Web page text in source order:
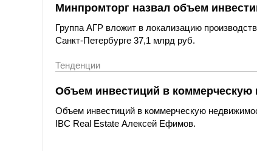
Минпромторг назвал объем
Группа АГР вложит в локализацию
Санкт-Петербурге 37,1 млрд руб.
Тенденции
Объем инвестиций в коммерческую
Объем инвестиций в коммерческую
IBC Real Estate Алексей Ефимов.